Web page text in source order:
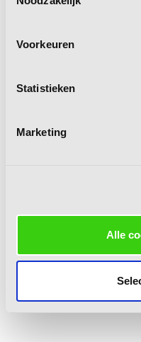
Voorkeuren
Statistieken
Marketing
Alle